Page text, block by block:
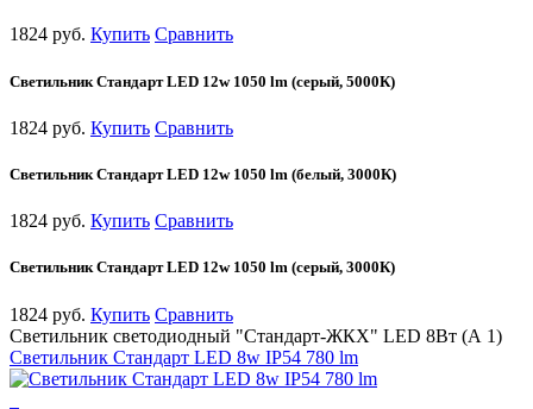
1824 руб. Купить Сравнить
Cветильник Стандарт LED 12w 1050 lm (серый, 5000К)
1824 руб. Купить Сравнить
Cветильник Стандарт LED 12w 1050 lm (белый, 3000К)
1824 руб. Купить Сравнить
Cветильник Стандарт LED 12w 1050 lm (серый, 3000К)
1824 руб. Купить Сравнить
Светильник светодиодный "Стандарт-ЖКХ" LED 8Вт (А 1)
Cветильник Стандарт LED 8w IP54 780 lm